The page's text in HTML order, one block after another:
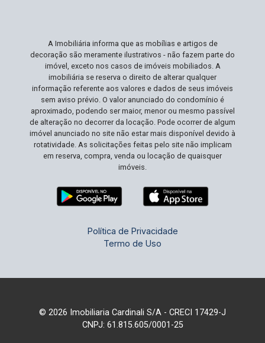
A Imobiliária informa que as mobílias e artigos de
decoração são meramente ilustrativos - não fazem parte do
imóvel, exceto nos casos de imóveis mobiliados. A
imobiliária se reserva o direito de alterar qualquer
informação referente aos valores e dados de seus imóveis
sem aviso prévio. O valor anunciado do condomínio é
aproximado, podendo ser maior, menor ou mesmo passível
de alteração no decorrer da locação. Pode ocorrer de algum
imóvel anunciado no site não estar mais disponível devido à
rotatividade. As solicitações feitas pelo site não implicam
em reserva, compra, venda ou locação de quaisquer
imóveis.
Política de Privacidade
Termo de Uso
© 2026 Imobiliaria Cardinali S/A - CRECI 17429-J
CNPJ: 61.815.605/0001-25